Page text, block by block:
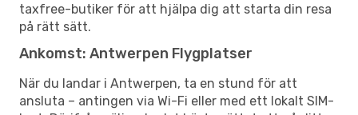
taxfree-butiker för att hjälpa dig att starta din resa
på rätt sätt.
Ankomst: Antwerpen Flygplatser
När du landar i Antwerpen, ta en stund för att
ansluta – antingen via Wi-Fi eller med ett lokalt SIM-